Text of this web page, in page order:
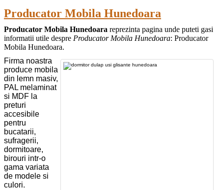
Producator Mobila Hunedoara
Producator Mobila Hunedoara reprezinta pagina unde puteti gasi
informatii utile despre Producator Mobila Hunedoara: Producator
Mobila Hunedoara.
Firma noastra
produce mobila
din lemn masiv,
PAL melaminat
si MDF la
preturi
accesibile
pentru
bucatarii,
sufragerii,
dormitoare,
birouri intr-o
gama variata
de modele si
culori.